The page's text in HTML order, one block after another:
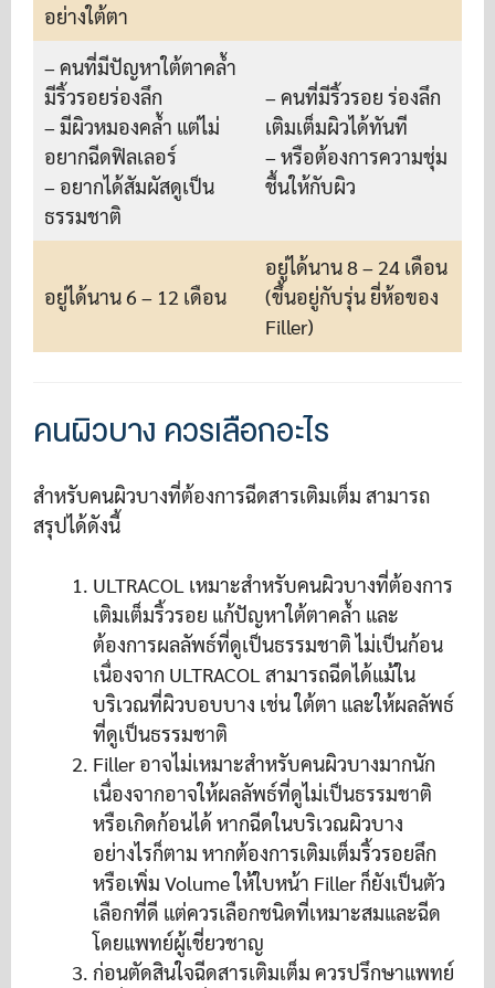
อย่างใต้ตา
– คนที่มีปัญหาใต้ตาคล้ำ
มีริ้วรอยร่องลึก
– มีผิวหมองคล้ำ แต่ไม่
อยากฉีดฟิลเลอร์
– อยากได้สัมผัสดูเป็น
ธรรมชาติ
– คนที่มีริ้วรอย ร่องลึก
เติมเต็มผิวได้ทันที
– หรือต้องการความชุ่ม
ชื้นให้กับผิว
อยู่ได้นาน 6 – 12 เดือน
อยู่ได้นาน 8 – 24 เดือน
(ขึ้นอยู่กับรุ่น ยี่ห้อของ
Filler)
คนผิวบาง ควรเลือกอะไร
สำหรับคนผิวบางที่ต้องการฉีดสารเติมเต็ม สามารถ
สรุปได้ดังนี้
ULTRACOL เหมาะสำหรับคนผิวบางที่ต้องการ
เติมเต็มริ้วรอย แก้ปัญหาใต้ตาคล้ำ และ
ต้องการผลลัพธ์ที่ดูเป็นธรรมชาติ ไม่เป็นก้อน
เนื่องจาก ULTRACOL สามารถฉีดได้แม้ใน
บริเวณที่ผิวบอบบาง เช่น ใต้ตา และให้ผลลัพธ์
ที่ดูเป็นธรรมชาติ
Filler อาจไม่เหมาะสำหรับคนผิวบางมากนัก
เนื่องจากอาจให้ผลลัพธ์ที่ดูไม่เป็นธรรมชาติ
หรือเกิดก้อนได้ หากฉีดในบริเวณผิวบาง
อย่างไรก็ตาม หากต้องการเติมเต็มริ้วรอยลึก
หรือเพิ่ม Volume ให้ใบหน้า Filler ก็ยังเป็นตัว
เลือกที่ดี แต่ควรเลือกชนิดที่เหมาะสมและฉีด
โดยแพทย์ผู้เชี่ยวชาญ
ก่อนตัดสินใจฉีดสารเติมเต็ม ควรปรึกษาแพทย์